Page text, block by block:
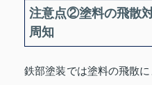
注意点②塗料の飛散
周知
鉄部塗装では塗料の飛散